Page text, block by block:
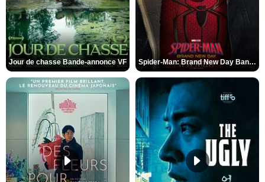
Jour de chasse Bande-annonce VF Spider-Man: Brand New Day Bande-annonce (3) VO STFR